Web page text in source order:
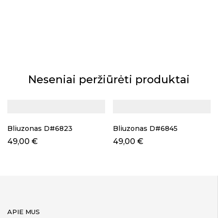
Neseniai peržiūrėti produktai
Bliuzonas D#6823
49,00 €
Bliuzonas D#6845
49,00 €
APIE MUS